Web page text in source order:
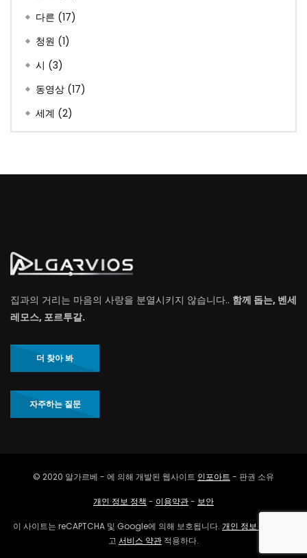
다른 (17)
청원 (1)
시 (3)
동영상 (17)
세계 (2)
집과의 거리는 마음의 사랑을 분열시키지 않습니다.. 함께 돕는, 벤세
레모스, 포르투갈.
더 찾아 봐
자주하는 질문
© 2020 알가르베 - 에 의해 개발된 웹사이트 인포아트 - 판권 소유
개인 정보 정책 - 이용약관- 보안
이 사이트는 reCAPTCHA 및 Google에 의해 보호됩니다. 개인 정보 정책
고 서비스 약관 적용하다.